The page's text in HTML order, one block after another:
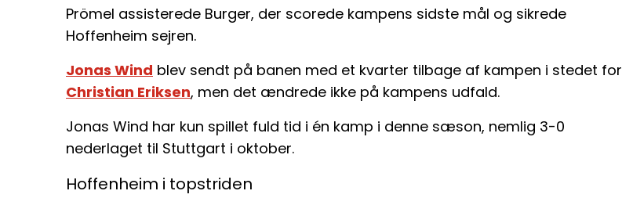
Prömel assisterede Burger, der scorede kampens sidste mål og sikrede
Hoffenheim sejren.
Jonas Wind blev sendt på banen med et kvarter tilbage af kampen i stedet for
Christian Eriksen, men det ændrede ikke på kampens udfald.
Jonas Wind har kun spillet fuld tid i én kamp i denne sæson, nemlig 3-0
nederlaget til Stuttgart i oktober.
Hoffenheim i topstriden